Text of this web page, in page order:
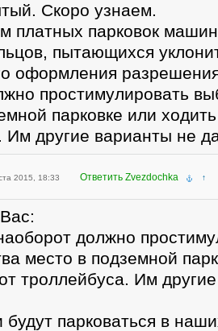
Скоро узнаем.
платных парковок
пытающихся
оформления
простимулировать
парковке или
Им другие варианты не
2015, 18:33 Ответить Zvezdochka ↑
должно
место в подземной
троллейбуса. Им
парковаться в